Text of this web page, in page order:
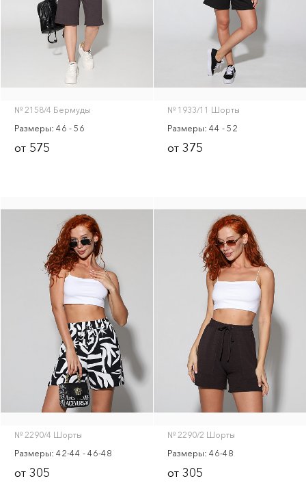
Юбки
Халаты
Шорты женские
Бриджи
Брюки
Футболки
Толстовки
Для дома
Скачать прайс-лист
№ 2158/4 Бермуды
Размеры: 46 - 56
от575
№ 1933/11 Шорты
Размеры: 44 - 52
от375
№ 2290/4 Шорты
Размеры: 42-44 - 46-48
от305
№ 2290/2 Шорты
Размеры: 46-48
от305